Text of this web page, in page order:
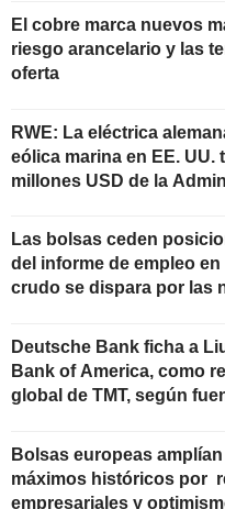
El cobre marca nuevos
riesgo arancelario y las
oferta
RWE: La eléctrica
eólica marina en EE. UU.
millones USD de la
Las bolsas ceden
del informe de empleo en
crudo se dispara por las
Deutsche Bank ficha a
Bank of America, como
global de TMT, según
Bolsas europeas
máximos históricos por
empresariales y